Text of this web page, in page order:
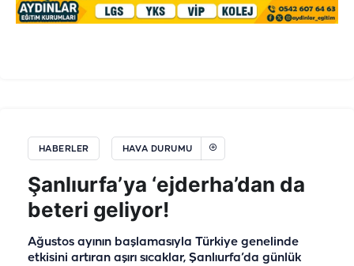
HABERLER HAVA DURUMU
Şanlıurfa’ya ‘ejderha’dan da
beteri geliyor!
Ağustos ayının başlamasıyla Türkiye genelinde
etkisini artıran aşırı sıcaklar, Şanlıurfa’da günlük